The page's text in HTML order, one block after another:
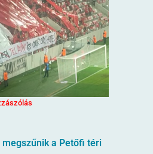
a Petőfi téri